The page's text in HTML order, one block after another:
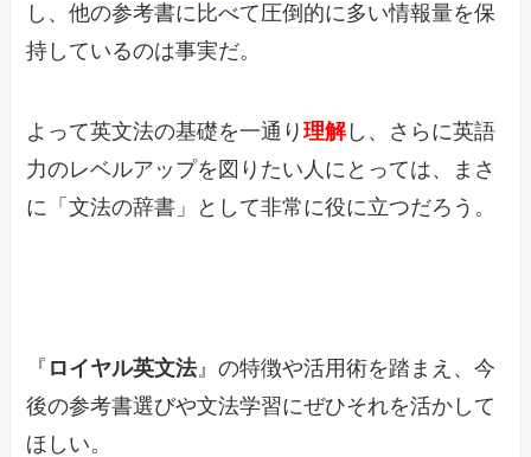
し、他の参考書に比べて圧倒的に多い情報量を保
持しているのは事実だ。
よって英文法の基礎を一通り理解し、さらに英語
力のレベルアップを図りたい人にとっては、まさ
に「文法の辞書」として非常に役に立つだろう。
『 ロイヤル英文法』の特徴や活用術を踏まえ、今
後の参考書選びや文法学習にぜひそれを活かして
ほしい。